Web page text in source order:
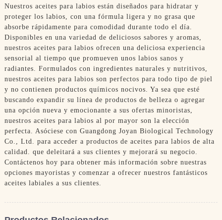
Nuestros aceites para labios están diseñados para hidratar y
proteger los labios, con una fórmula ligera y no grasa que
absorbe rápidamente para comodidad durante todo el día.
Disponibles en una variedad de deliciosos sabores y aromas,
nuestros aceites para labios ofrecen una deliciosa experiencia
sensorial al tiempo que promueven unos labios sanos y
radiantes. Formulados con ingredientes naturales y nutritivos,
nuestros aceites para labios son perfectos para todo tipo de piel
y no contienen productos químicos nocivos. Ya sea que esté
buscando expandir su línea de productos de belleza o agregar
una opción nueva y emocionante a sus ofertas minoristas,
nuestros aceites para labios al por mayor son la elección
perfecta. Asóciese con Guangdong Joyan Biological Technology
Co., Ltd. para acceder a productos de aceites para labios de alta
calidad. que deleitará a sus clientes y mejorará su negocio.
Contáctenos hoy para obtener más información sobre nuestras
opciones mayoristas y comenzar a ofrecer nuestros fantásticos
aceites labiales a sus clientes.